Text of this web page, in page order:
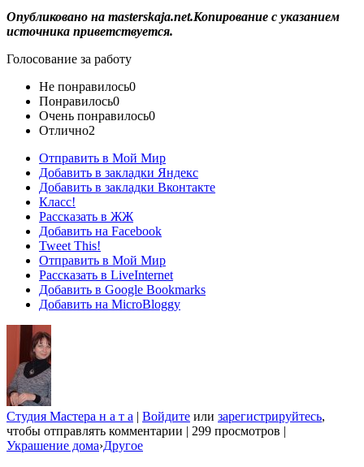
Опубликовано на masterskaja.net.Копирование с указанием
источника приветствуется.
Голосование за работу
Не понравилось0
Понравилось0
Очень понравилось0
Отлично2
Отправить в Мой Мир
Добавить в закладки Яндекс
Добавить в закладки Вконтакте
Класс!
Рассказать в ЖЖ
Добавить на Facebook
Tweet This!
Отправить в Мой Мир
Рассказать в LiveInternet
Добавить в Google Bookmarks
Добавить на MicroBloggy
Студия Мастера н а т а | Войдите или зарегистрируйтесь,
чтобы отправлять комментарии | 299 просмотров |
Украшение дома›Другое